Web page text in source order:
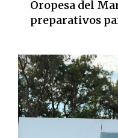
Oropesa del
preparativos